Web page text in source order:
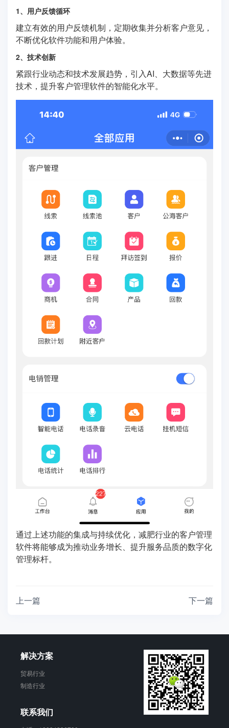
1、用户反馈循环
建立有效的用户反馈机制，定期收集并分析客户意见，
不断优化软件功能和用户体验。
2、技术创新
紧跟行业动态和技术发展趋势，引入AI、大数据等先进
技术，提升客户管理软件的智能化水平。
通过上述功能的集成与持续优化，减肥行业的客户管理
软件将能够成为推动业务增长、提升服务品质的数字化
管理标杆。
上一篇 下一篇
解决方案
贸易行业
制造行业
联系我们